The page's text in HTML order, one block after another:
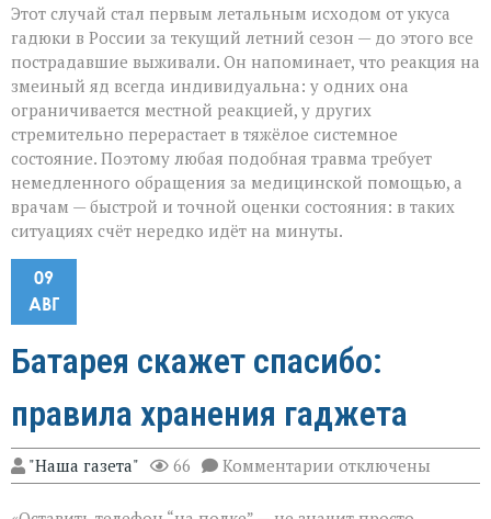
Этот случай стал первым летальным исходом от укуса
гадюки в России за текущий летний сезон — до этого все
пострадавшие выживали. Он напоминает, что реакция на
змеиный яд всегда индивидуальна: у одних она
ограничивается местной реакцией, у других
стремительно перерастает в тяжёлое системное
состояние. Поэтому любая подобная травма требует
немедленного обращения за медицинской помощью, а
врачам — быстрой и точной оценки состояния: в таких
ситуациях счёт нередко идёт на минуты.
09
АВГ
Батарея скажет спасибо:
правила хранения гаджета
"Наша газета" 66 Комментарии к
записи
отключены